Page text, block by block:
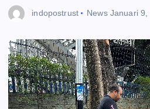
indopostrust News Januari 9,